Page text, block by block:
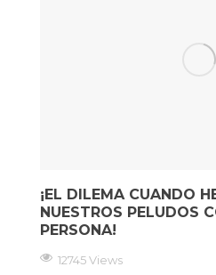
¡EL DILEMA CUANDO
NUESTROS PELUDOS
PERSONA!
12745 Views